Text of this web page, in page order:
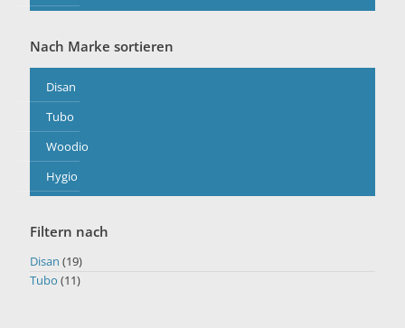
Nach Marke sortieren
Disan
Tubo
Woodio
Hygio
Filtern nach
Disan (19)
Tubo (11)